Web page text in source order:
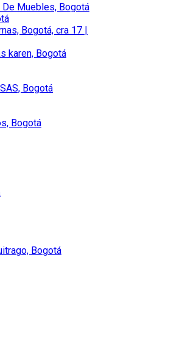
De Muebles, Bogotá
Bogotá, cra 17 |
karen, Bogotá
Bogotá
Bogotá
Bogotá